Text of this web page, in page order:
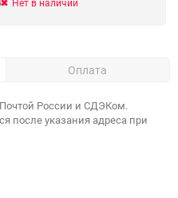
Оплата
Почтой России и СДЭКом.
после указания адреса при